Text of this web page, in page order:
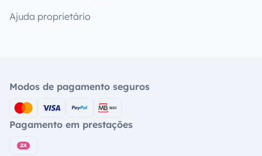
Ajuda proprietário
Modos de pagamento seguros
Pagamento em prestações